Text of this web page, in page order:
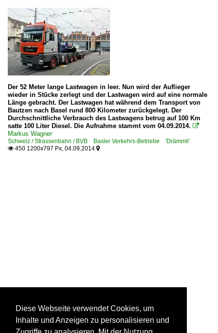
Der 52 Meter lange Lastwagen in leer. Nun wird der Auflieger
wieder in Stücke zerlegt und der Lastwagen wird auf eine normale
Länge gebracht. Der Lastwagen hat während dem Transport von
Bautzen nach Basel rund 800 Kilometer zurückgelegt. Der
Durchschnittliche Verbrauch des Lastwagens betrug auf 100 Km
satte 100 Liter Diesel. Die Aufnahme stammt vom 04.09.2014. 
Markus Wagner
Schweiz / Strassenbahn / BVB Basler Verkehrs-Betriebe 'Drämmli'
 450 1200x797 Px, 04.09.2014 
Diese Webseite verwendet Cookies, um
Inhalte und Anzeigen zu personalisieren und